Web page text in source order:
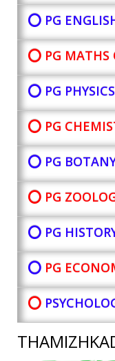
⭕ PG
⭕ PG MATHS
⭕ PG
⭕ PG
⭕ PG
⭕ PG
⭕ PG
⭕ PG
⭕